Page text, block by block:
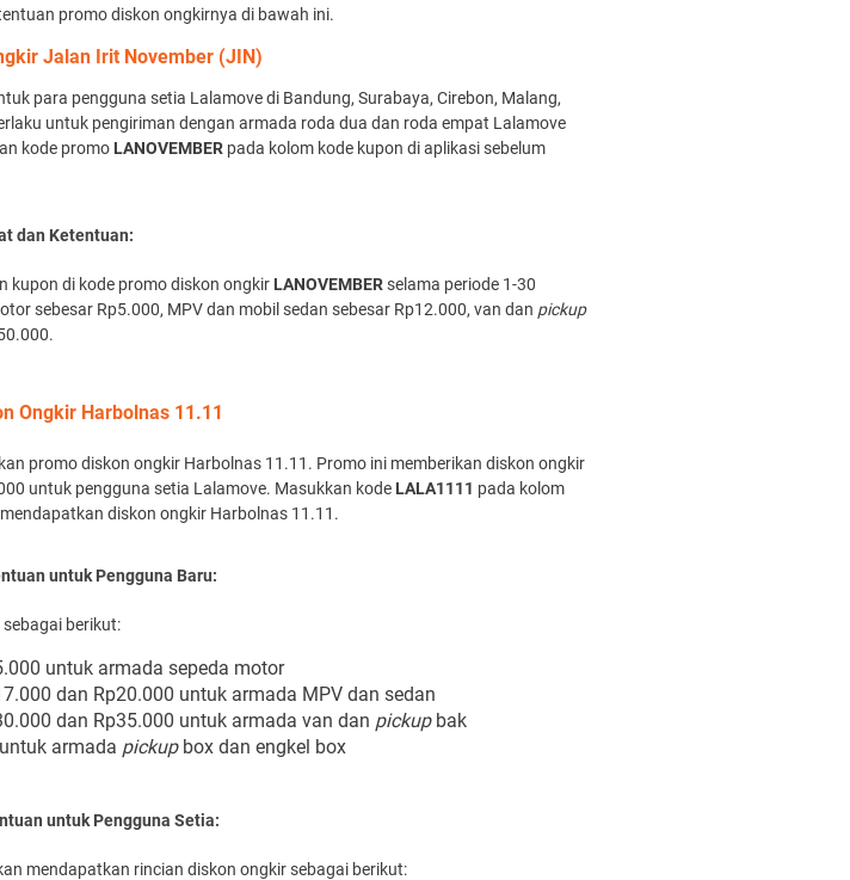
promo diskon ongkirnya di bawah ini.
Jalan Irit November (JIN)
para pengguna setia Lalamove di Bandung, Surabaya, Cirebon, Malang,
untuk pengiriman dengan armada roda dua dan roda empat Lalamove
kode promo LANOVEMBER pada kolom kode kupon di aplikasi sebelum
dan Ketentuan:
kupon di kode promo diskon ongkir LANOVEMBERselama periode 1-30
sebesar Rp5.000, MPV dan mobil sedan sebesar Rp12.000, van dan pickup
Ongkir Harbolnas 11.11
promo diskon ongkir Harbolnas 11.11. Promo ini memberikan diskon ongkir
untuk pengguna setia Lalamove. Masukkan kode LALA1111 pada kolom
diskon ongkir Harbolnas 11.11.
untuk Pengguna Baru:
berikut:
untuk armada sepeda motor
dan Rp20.000 untuk armada MPV dan sedan
dan Rp35.000 untuk armada van dan pickupbak
armada pickupbox dan engkel box
untuk Pengguna Setia:
mendapatkan rincian diskon ongkir sebagai berikut: